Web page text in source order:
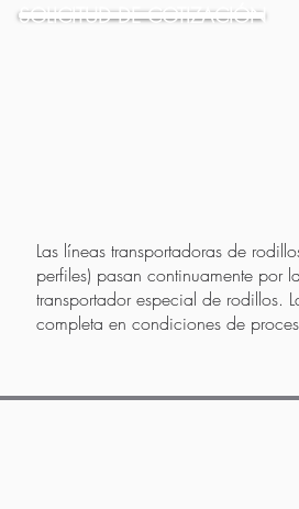
SOLICITUD DE COTIZACIÓN
Las líneas transportadoras de
perfiles) pasan continuamente
transportador especial de rodillos.
completa en condiciones de